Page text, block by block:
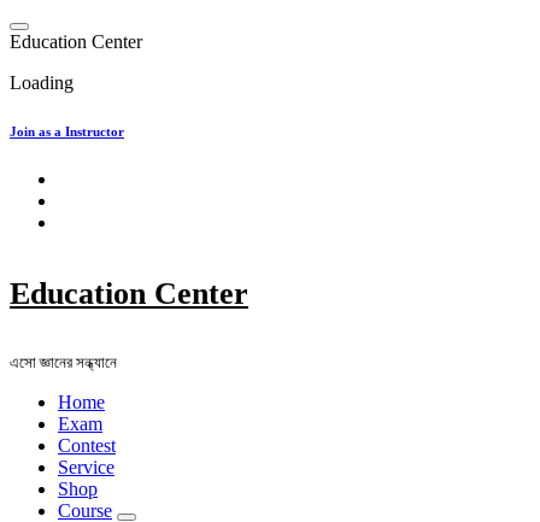
Skip
to
Education Center
Loading
Join as a Instructor
Education Center
এসো জ্ঞানের সন্ধ্যানে
Home
Exam
Contest
Service
Shop
Course